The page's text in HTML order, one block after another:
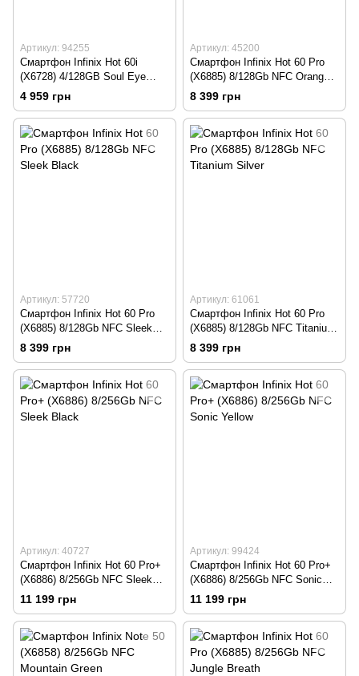
Артикул: 94255
Смартфон Infinix Hot 60i
(X6728) 4/128GB Soul Eye
Purple
4 959 грн
Артикул: 45200
Смартфон Infinix Hot 60 Pro
(X6885) 8/128Gb NFC Orange
Rose Valley
8 399 грн
Артикул: 57720
Смартфон Infinix Hot 60 Pro
(X6885) 8/128Gb NFC Sleek
Black
8 399 грн
Артикул: 61061
Смартфон Infinix Hot 60 Pro
(X6885) 8/128Gb NFC Titanium
Silver
8 399 грн
Артикул: 40727
Смартфон Infinix Hot 60 Pro+
(X6886) 8/256Gb NFC Sleek
Black
11 199 грн
Артикул: 99424
Смартфон Infinix Hot 60 Pro+
(X6886) 8/256Gb NFC Sonic
Yellow
11 199 грн